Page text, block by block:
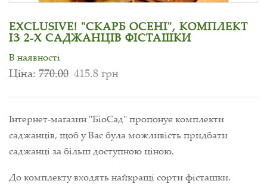
EXCLUSIVE! "СКАРБ ОСЕНІ", КОМПЛЕКТ
ІЗ 2-Х САДЖАНЦІВ ФІСТАШКИ
В наявності
Ціна: 770.00 415.8 грн
Інтернет-магазин "БіоСад" пропонує комплекти
саджанців, щоб у Вас була можливість придбати
саджанці за більш доступною ціною.
До комплекту входять найкращі сорти фісташки.